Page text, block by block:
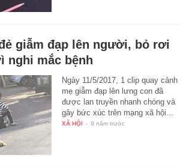
giẫm đạp lên người, bỏ rơi
nghi mắc bệnh
Ngày 11/5/2017, 1 clip quay cảnh
mẹ giẫm đạp lên lưng con đã
được lan truyền nhanh chóng và
gây bức xúc trên mạng xã hội…
XÃ HỘI - 9 năm trước